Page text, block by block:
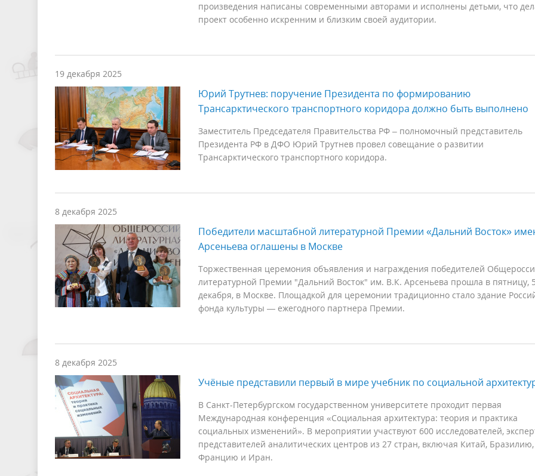
произведения написаны современными авторами и исполнены детьми, что
проект особенно искренним и близким своей аудитории.
19 декабря 2025
Юрий Трутнев: поручение Президента по формированию
Трансарктического транспортного коридора должно быть выполнено
Заместитель Председателя Правительства РФ – полномочный представитель
Президента РФ в ДФО Юрий Трутнев провел совещание о развитии
Трансарктического транспортного коридора.
8 декабря 2025
Победители масштабной литературной Премии «Дальний Восток»
Арсеньева оглашены в Москве
Торжественная церемония объявления и награждения победителей
литературной Премии "Дальний Восток" им. В.К. Арсеньева прошла в пятницу,
декабря, в Москве. Площадкой для церемонии традиционно стало здание
фонда культуры — ежегодного партнера Премии.
8 декабря 2025
Учёные представили первый в мире учебник по социальной
В Санкт-Петербургском государственном университете проходит первая
Международная конференция «Социальная архитектура: теория и практика
социальных изменений». В мероприятии участвуют 600 исследователей,
представителей аналитических центров из 27 стран, включая Китай,
Францию и Иран.